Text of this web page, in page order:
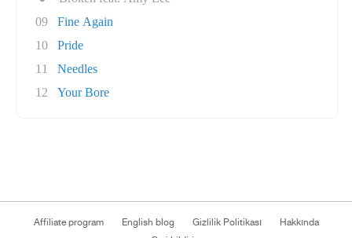
09
Fine Again
10
Pride
11
Needles
12
Your Bore
Affiliate program English blog Gizlilik Politikası
Hakkında